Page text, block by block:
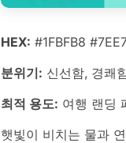
HEX: #1FBFB8
분위기: 신선함, 경쾌
최적 용도: 여행 랜딩
햇빛이 비치는 물과